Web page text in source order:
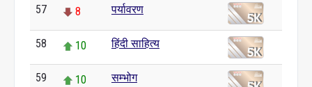
57 8 पर्यावरण
58 10 हिंदी साहित्य
59 10 सम्भोग